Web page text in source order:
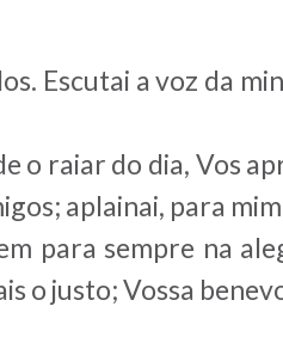
Escutai a voz da
o raiar do dia, Vos
aplainai, para
para sempre na
o justo; Vossa